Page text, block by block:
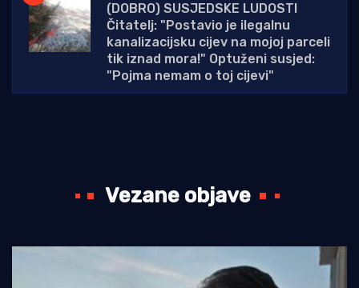
(DOBRO) SUSJEDSKE LUDOSTI
Čitatelj: "Postavio je ilegalnu
kanalizacijsku cijev na mojoj parceli
tik iznad mora!" Optuženi susjed:
"Pojma nemam o toj cijevi"
Vezane objave